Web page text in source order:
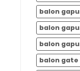
balon
balon
balon
balon gate